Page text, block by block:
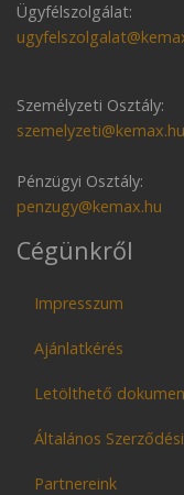
Ügyfélszolgálat:
Személyzeti Osztály:
szemelyzeti@kemax.hu
Pénzügyi Osztály:
penzugy@kemax.hu
Cégünkről
Impresszum
Ajánlatkérés
Letölthető
Általános
Partnereink